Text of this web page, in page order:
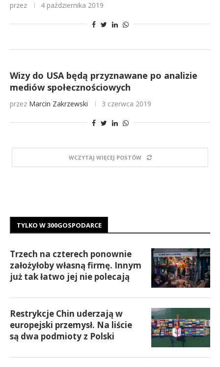
przez 4 października 2019
Wizy do USA będą przyznawane po analizie
mediów społecznościowych
przez Marcin Zakrzewski 3 czerwca 2019
WCZYTAJ WIĘCEJ POSTÓW
TYLKO W 300GOSPODARCE
Trzech na czterech ponownie
założyłoby własną firmę. Innym
już tak łatwo jej nie polecają
Restrykcje Chin uderzają w
europejski przemysł. Na liście
są dwa podmioty z Polski